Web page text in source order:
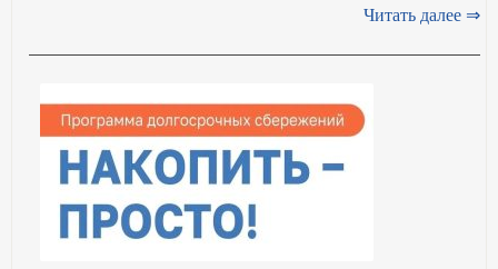
Читать далее ⇒